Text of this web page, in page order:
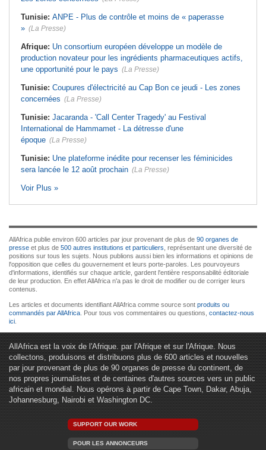
Tunisie: ANPE - Plus de contrôle et moins de « paperasse
» (La Presse)
Afrique: Un consortium européen développe un modèle de
production novateur pour les ingrédients pharmaceutiques actifs,
une opportunité pour le pays (La Presse)
Tunisie: Coupures d'électricité au Cap Bon ce jeudi - Les zones
concernées (La Presse)
Tunisie: Jacaranda - 'Call Center Tragedy' au Festival
International de Hammamet - La détresse d'une
époque (La Presse)
Tunisie: Une plateforme inédite pour recenser les féminicides
sera lancée le 12 août prochain (La Presse)
Voir Plus »
AllAfrica publie environ 600 articles par jour provenant de plus de 90 organes de
presse et plus de 500 autres institutions et particuliers , représentant une diversité de
positions sur tous les sujets. Nous publions aussi bien les informations et opinions de
l'opposition que celles du gouvernement et leurs porte-paroles. Les pourvoyeurs
d'informations, identifiés sur chaque article, gardent l'entière responsabilité éditoriale
de leur production. En effet AllAfrica n'a pas le droit de modifier ou de corriger leurs
contenus.
Les articles et documents identifiant AllAfrica comme source sont produits ou
commandés par AllAfrica . Pour tous vos commentaires ou questions, contactez-nous
ici
AllAfrica est la voix de l'Afrique. par l'Afrique et sur l'Afrique. Nous
collectons, produisons et distribuons plus de 600 articles et nouvelles
par jour provenant de plus de 90 organes de presse du continent, de
nos propres journalistes et de centaines d'autres sources vers un public
africain et mondial. Nous opérons à partir de Cape Town, Dakar, Abuja,
Johannesburg, Nairobi et Washington DC.
SUPPORT OUR WORK
POUR LES ANNONCEURS